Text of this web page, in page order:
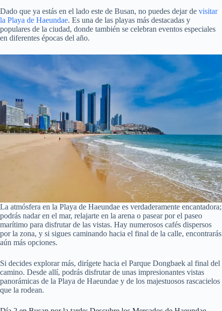
Dado que ya estás en el lado este de Busan, no puedes dejar de visitar
la Playa de Haeundae. Es una de las playas más destacadas y
populares de la ciudad, donde también se celebran eventos especiales
en diferentes épocas del año.
La atmósfera en la Playa de Haeundae es verdaderamente encantadora;
podrás nadar en el mar, relajarte en la arena o pasear por el paseo
marítimo para disfrutar de las vistas. Hay numerosos cafés dispersos
por la zona, y si sigues caminando hacia el final de la calle, encontrarás
aún más opciones.
Si decides explorar más, dirígete hacia el Parque Dongbaek al final del
camino. Desde allí, podrás disfrutar de unas impresionantes vistas
panorámicas de la Playa de Haeundae y de los majestuosos rascacielos
que la rodean.